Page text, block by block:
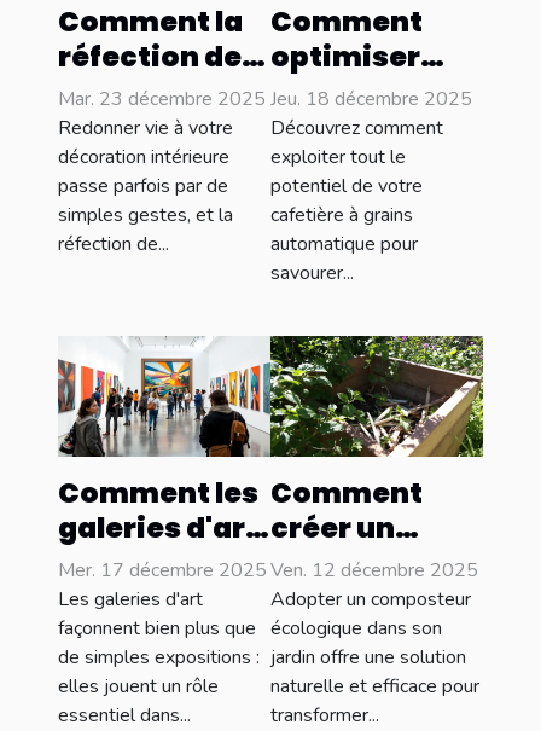
Comment la
réfection de
meubles peut
transformer
votre
intérieur ?
Mar. 23 décembre 2025
Redonner vie à votre
décoration intérieure
passe parfois par de
simples gestes, et la
réfection de...
Comment
optimiser
l'utilisation
de votre
cafetière à
grains
automatique
?
Jeu. 18 décembre 2025
Découvrez comment
exploiter tout le
potentiel de votre
cafetière à grains
automatique pour
savourer...
Comment les
galeries d'art
influencent-
elles les
tendances
culturelles ?
Mer. 17 décembre 2025
Les galeries d'art
façonnent bien plus que
de simples expositions :
elles jouent un rôle
essentiel dans...
Comment
créer un
composteur
écologique
pour votre
jardin ?
Ven. 12 décembre 2025
Adopter un composteur
écologique dans son
jardin offre une solution
naturelle et efficace pour
transformer...